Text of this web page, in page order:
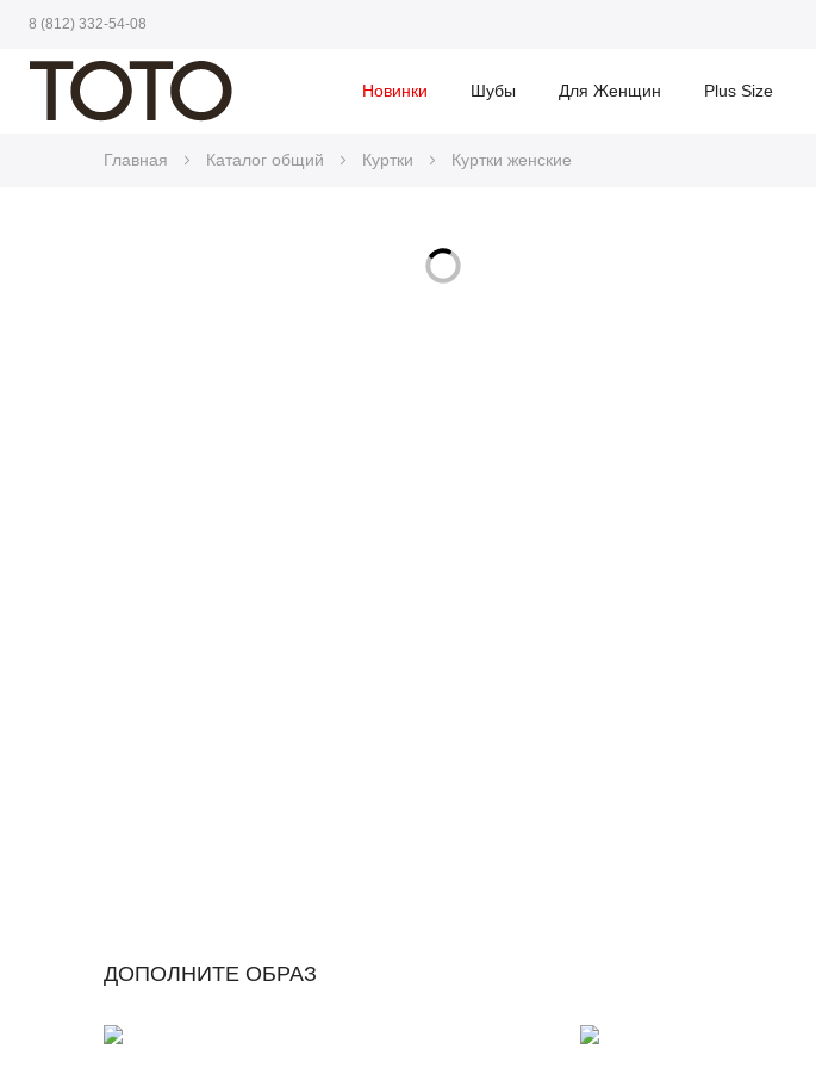
8 (812) 332-54-08
Новинки Шубы Для Женщин Plus Size
Главная Каталог общий Куртки Куртки женские
ДОПОЛНИТЕ ОБРАЗ